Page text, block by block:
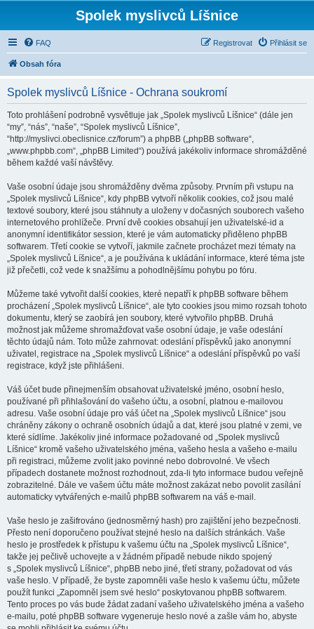
Spolek myslivců Líšnice
FAQ Přihlásit se
Registrovat
Obsah fóra
Spolek myslivců Líšnice - Ochrana soukromí
Toto prohlášení podrobně vysvětluje jak „Spolek myslivců Líšnice“ (dále jen
“my”, “nás”, “naše”, “Spolek myslivců Líšnice”,
“http://myslivci.obeclisnice.cz/forum”) a phpBB („phpBB software“,
„www.phpbb.com“, „phpBB Limited“) používá jakékoliv informace shromážděné
během každé vaší návštěvy.
Vaše osobní údaje jsou shromážděny dvěma způsoby. Prvním při vstupu na
„Spolek myslivců Líšnice“, kdy phpBB vytvoří několik cookies, což jsou malé
textové soubory, které jsou stáhnuty a uloženy v dočasných souborech vašeho
internetového prohlížeče. První dvě cookies obsahují jen uživatelské-id a
anonymní identifikátor session, které je vám automaticky přiděleno phpBB
softwarem. Třetí cookie se vytvoří, jakmile začnete procházet mezi tématy na
„Spolek myslivců Líšnice“, a je používána k ukládání informace, které téma jste
již přečetli, což vede k snažšímu a pohodlnějšímu pohybu po fóru.
Můžeme také vytvořit další cookies, které nepatří k phpBB software během
procházení „Spolek myslivců Líšnice“, ale tyto cookies jsou mimo rozsah tohoto
dokumentu, který se zaobírá jen soubory, které vytvořilo phpBB. Druhá
možnost jak můžeme shromažďovat vaše osobní údaje, je vaše odeslání
těchto údajů nám. Toto může zahrnovat: odeslání příspěvků jako anonymní
uživatel, registrace na „Spolek myslivců Líšnice“ a odeslání příspěvků po vaší
registrace, když jste přihlášeni.
Váš účet bude přinejmenším obsahovat uživatelské jméno, osobní heslo,
používané při přihlašování do vašeho účtu, a osobní, platnou e-mailovou
adresu. Vaše osobní údaje pro váš účet na „Spolek myslivců Líšnice“ jsou
chráněny zákony o ochraně osobních údajů a dat, které jsou platné v zemi, ve
které sídlíme. Jakékoliv jiné informace požadované od „Spolek myslivců
Líšnice“ kromě vašeho uživatelského jména, vašeho hesla a vašeho e-mailu
při registraci, můžeme zvolit jako povinné nebo dobrovolné. Ve všech
případech dostanete možnost rozhodnout, zda-li tyto informace budou veřejně
zobrazitelné. Dále ve vašem účtu máte možnost zakázat nebo povolit zasílání
automaticky vytvářených e-mailů phpBB softwarem na váš e-mail.
Vaše heslo je zašifrováno (jednosměrný hash) pro zajištění jeho bezpečnosti.
Přesto není doporučeno používat stejné heslo na dalších stránkách. Vaše
heslo je prostředek k přístupu k vašemu účtu na „Spolek myslivců Líšnice“,
takže jej pečlivě uchovejte a v žádném případě nebude nikdo spojený
s „Spolek myslivců Líšnice“, phpBB nebo jiné, třetí strany, požadovat od vás
vaše heslo. V případě, že byste zapomněli vaše heslo k vašemu účtu, můžete
použít funkci „Zapomněl jsem své heslo“ poskytovanou phpBB softwarem.
Tento proces po vás bude žádat zadaní vašeho uživatelského jména a vašeho
e-mailu, poté phpBB software vygeneruje heslo nové a zašle vám ho, abyste